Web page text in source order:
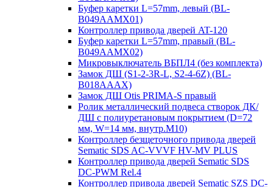
Буфер каретки L=57mm, левый (BL-
B049AAMX01)
Контроллер привода дверей AT-120
Буфер каретки L=57mm, правый (BL-
B049AAMX02)
Микровыключатель ВБПЛ4 (без комплекта)
Замок ДШ (S1-2-3R-L, S2-4-6Z) (BL-
B018AAAX)
Замок ДШ Otis PRIMA-S правый
Ролик металлический подвеса створок ДК/
ДШ с полиуретановым покрытием (D=72
мм, W=14 мм, внутр.М10)
Контроллер безщеточного привода дверей
Sematiс SDS AC-VVVF HV-MV PLUS
Контроллер привода дверей Sematic SDS
DC-PWM Rel.4
Контроллер привода дверей Sematic SZS DC-